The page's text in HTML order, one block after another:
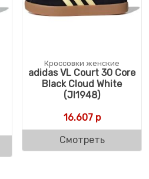
Кроссовки женские
adidas VL Court 30 Core
Black Cloud White
(JI1948)
16.607р
Смотреть